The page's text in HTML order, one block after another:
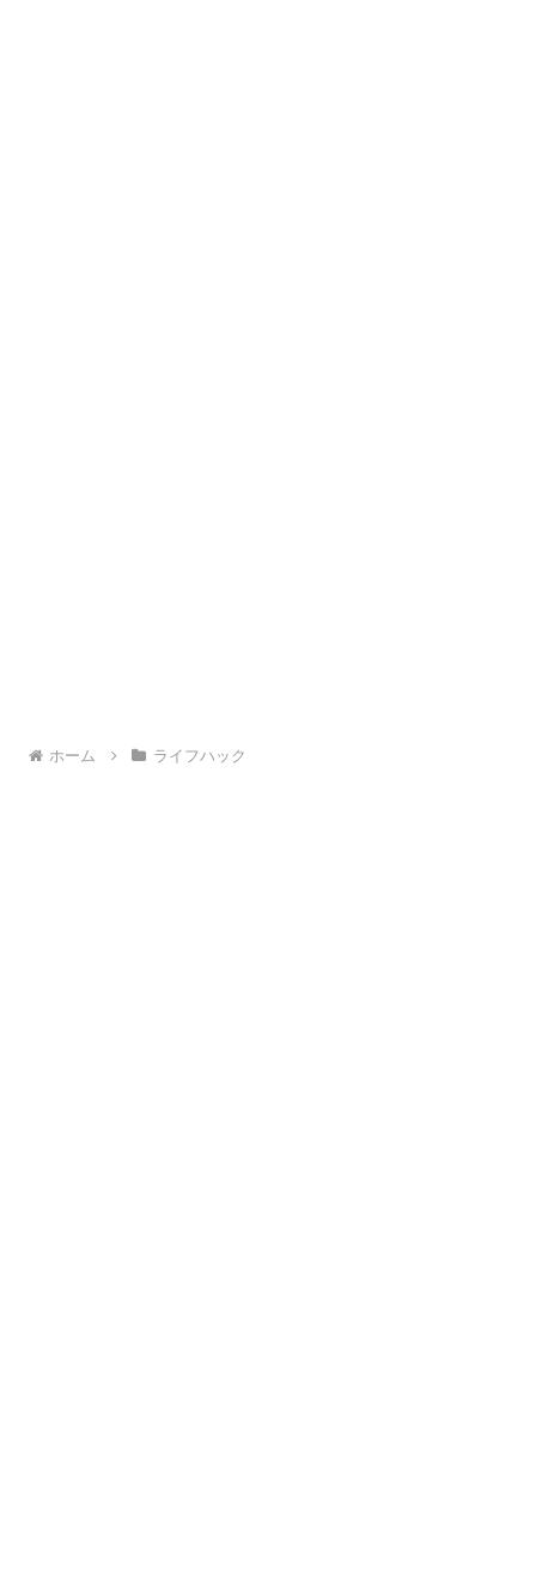
ホーム ライフハック